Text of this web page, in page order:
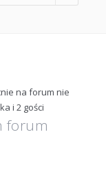
na forum nie
i 2 gości
forum